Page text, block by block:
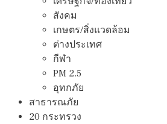
สังคม
เกษตร/สิ่งแวดล้อม
ต่างประเทศ
กีฬา
PM 2.5
อุทกภัย
สาธารณภัย
20 กระทรวง